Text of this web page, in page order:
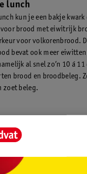
lunch
kun je een bakje
voor brood met eiwitrijk
voor volkorenbrood.
bevat ook meer
al snel zo’n 10 á
brood en broodbeleg.
zoet beleg.
1 boterham
1 boterham